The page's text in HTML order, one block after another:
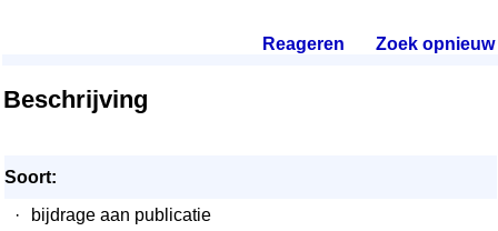
Reageren Zoek opnieuw.
Beschrijving
Soort:
·
bijdrage aan publicatie